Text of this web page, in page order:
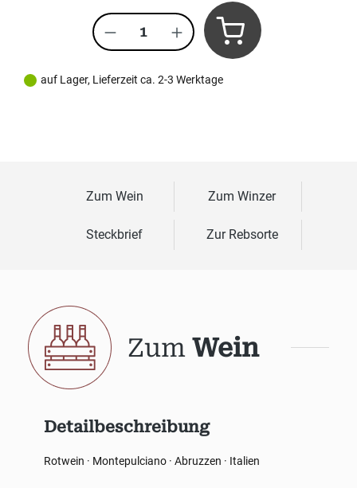
Produkt Anzahl: Gib den
auf Lager, Lieferzeit ca. 2-3 Werktage
Zum Wein Zum Winzer
Steckbrief Zur Rebsorte
Zum Wein
Detailbeschreibung
Rotwein · Montepulciano · Abruzzen · Italien